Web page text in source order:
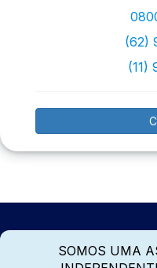
(62)
(11)
SOMOS UMA